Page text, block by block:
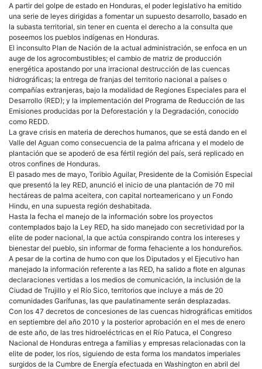
A partir del golpe de estado en Honduras, el poder legislativo ha emitido
una serie de leyes dirigidas a fomentar un supuesto desarrollo, basado en
la subasta territorial, sin tener en cuenta el derecho a la consulta que
poseemos los pueblos indígenas en Honduras.
El inconsulto Plan de Nación de la actual administración, se enfoca en un
auge de los agrocombustibles; el cambio de matriz de producción
energética apostando por una irracional destrucción de las cuencas
hidrográficas; la entrega de franjas del territorio nacional a países o
compañías extranjeras, bajo la modalidad de Regiones Especiales para el
Desarrollo (RED); y la implementación del Programa de Reducción de las
Emisiones producidas por la Deforestación y la Degradación, conocido
como REDD.
La grave crisis en materia de derechos humanos, que se está dando en el
Valle del Aguan como consecuencia de la palma africana y el modelo de
plantación que se apoderó de esa fértil región del país, será replicado en
otros confines de Honduras.
El pasado mes de mayo, Toribio Aguilar, Presidente de la Comisión Especial
que presentó la ley RED, anunció el inicio de una plantación de 70 mil
hectáreas de palma aceitera, con capital norteamericano y un Fondo
Hindu, en una supuesta región deshabitada.
Hasta la fecha el manejo de la información sobre los proyectos
contemplados bajo la Ley RED, ha sido manejado con secretividad por la
elite de poder nacional, la que actúa conspirando contra los intereses y
bienestar del pueblo, sin informar de forma fehaciente a los hondureños.
A pesar de la cortina de humo con que los Diputados y el Ejecutivo han
manejado la información referente a las RED, ha salido a flote en algunas
declaraciones vertidas a los medios de comunicación, la inclusión de la
Ciudad de Trujillo y el Río Sico, territorios que incluye a más de 20
comunidades Garífunas, las que paulatinamente serán desplazadas.
Con los 47 decretos de concesiones de las cuencas hidrográficas emitidos
en septiembre del año 2010 y la posterior aprobación en el mes de enero
de este año, de las tres hidroeléctricas en el Río Patuca, el Congreso
Nacional de Honduras entrega a familias y empresas relacionadas con la
elite de poder, los ríos, siguiendo de esta forma los mandatos imperiales
surgidos de la Cumbre de Energía efectuada en Washington en abril del